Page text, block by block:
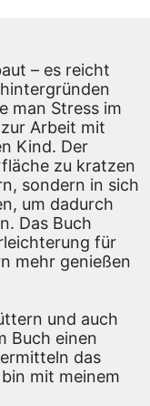
– es reicht
man Stress im
Arbeit mit
Kind. Der
zu kratzen
sondern in sich
um dadurch
Das Buch
für
mehr genießen
und auch
Buch einen
das
mit meinem